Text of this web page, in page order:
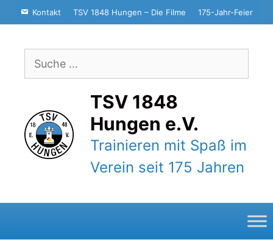
Zum
Kontakt TSV 1848 Hungen – Die Filme 175-Jahr-Feier
Suche
nach:
TSV 1848
Hungen e.V.
Trainieren mit Spaß im
Verein seit 175 Jahren